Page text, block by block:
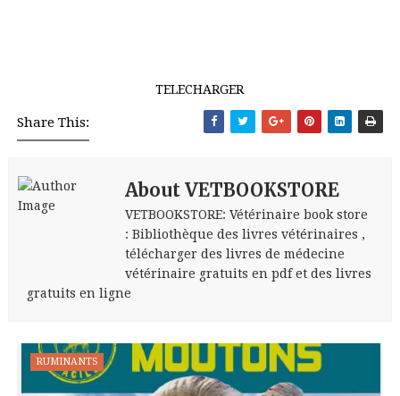
TELECHARGER
Share This:
About VETBOOKSTORE
VETBOOKSTORE: Vétérinaire book store
: Bibliothèque des livres vétérinaires ,
télécharger des livres de médecine
vétérinaire gratuits en pdf et des livres
gratuits en ligne
RUMINANTS